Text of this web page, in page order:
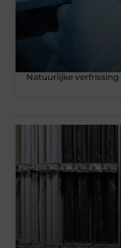
Natuurlijke